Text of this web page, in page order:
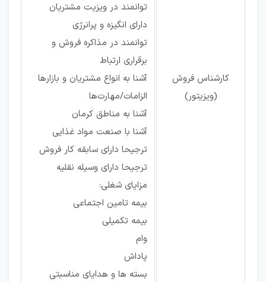
کارشناس فروش
(ویزیتور)
توانمند در ویزیت مشتریان
دارای انگیزه و پرانرژی
توانمند در مذاکره فروش و
برقراری ارتباط
آشنا به انواع مشتریان و بازارها
الزامات/مهارت‌ها
آشنا به مناطق کرمان
آشنا با صنعت مواد غذایی
ترجیحا دارای سابقه کار فروش
ترجیحا دارای وسیله نقلیه
مزایای شغلی:
بیمه تامین اجتماعی
بیمه تکمیلی
وام
پاداش
بسته ها و هدایای مناسبتی